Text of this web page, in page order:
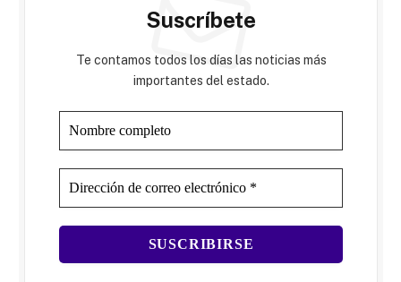
Suscríbete
Te contamos todos los días las noticias más
importantes del estado.